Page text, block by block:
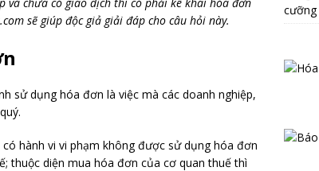
sẽ giúp độc giả giải đáp cho câu hỏi này.
sử dụng hóa đơn là việc mà các doanh nghiệp,
hành vi vi phạm không được sử dụng hóa đơn
thuộc diện mua hóa đơn của cơ quan thuế thì
cưỡng